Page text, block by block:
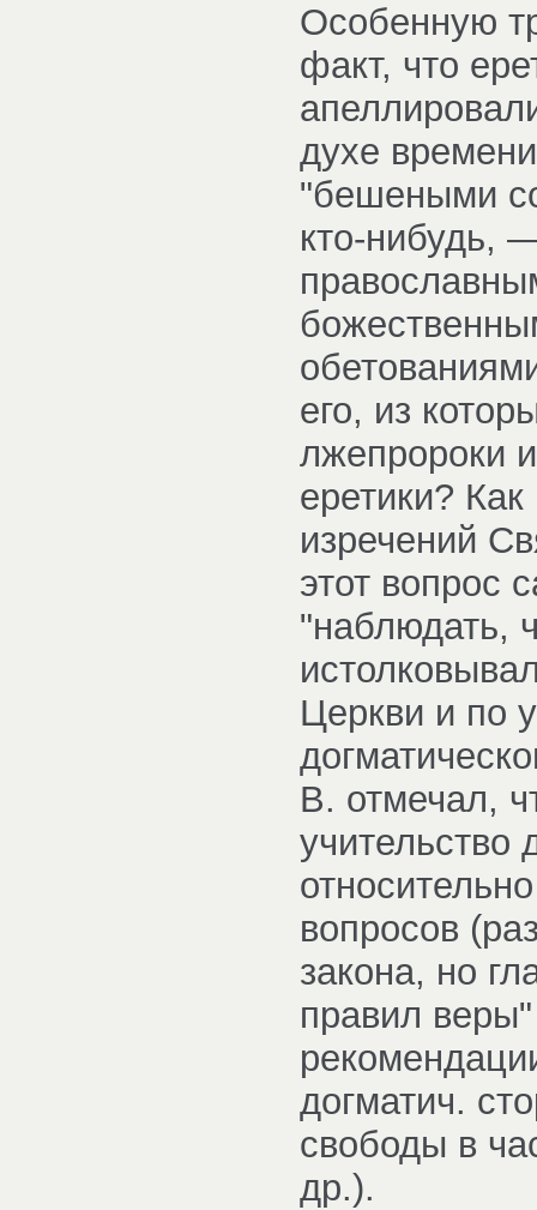
Особенную
факт, что
духе
"бешеными
кто-нибудь,
его, из
лжепророки
еретики?
изречений
этот вопрос
"наблюдать,
Церкви и по
В. отмечал,
учительство
вопросов
закона, но
правил веры"
догматич.
свободы в
др.).